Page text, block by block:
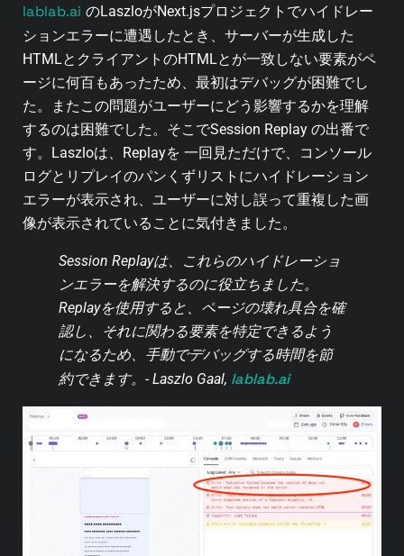
lablab.ai のLaszloがNext.jsプロジェクトでハイドレー
ションエラーに遭遇したとき、サーバーが生成した
HTMLとクライアントのHTMLとが一致しない要素がペ
ージに何百もあったため、最初はデバッグが困難でし
た。またこの問題がユーザーにどう影響するかを理解
するのは困難でした。そこでSession Replay の出番で
す。Laszloは、Replayを 一回見ただけで、コンソール
ログとリプレイのパンくずリストにハイドレーション
エラーが表示され、ユーザーに対し誤って重複した画
像が表示されていることに気付きました。
Session Replayは、これらのハイドレーショ
ンエラーを解決するのに役立ちました。
Replayを使用すると、ページの壊れ具合を確
認し、それに関わる要素を特定できるよう
になるため、手動でデバッグする時間を節
約できます。- Laszlo Gaal, lablab.ai